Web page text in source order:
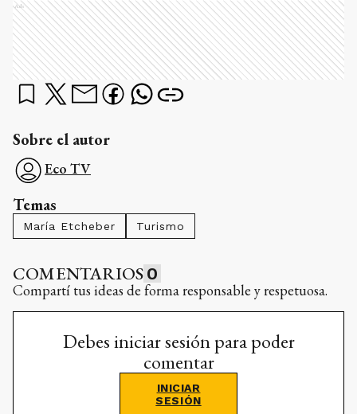
Ads
Sobre el autor
Eco TV
Temas
María Etcheber Turismo
COMENTARIOS 0
Compartí tus ideas de forma responsable y respetuosa.
Debes iniciar sesión para poder
comentar
INICIAR
SESIÓN